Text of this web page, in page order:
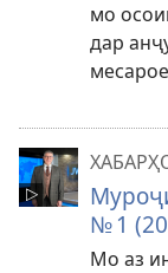
мо
дар
№ 1
Мо аз